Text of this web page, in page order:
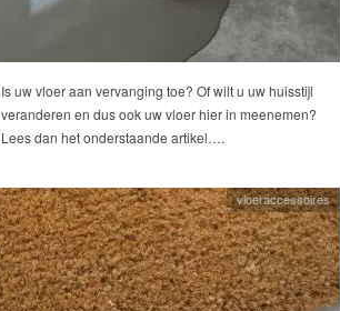
Is uw vloer aan vervanging toe? Of wilt u uw huisstijl
veranderen en dus ook uw vloer hier in meenemen?
Lees dan het onderstaande artikel….
vloeraccessoires